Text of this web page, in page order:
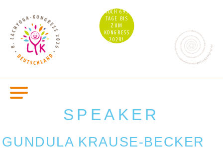
NOCH 693
TAGE BIS
ZUM
KONGRESS
2028!
SPEAKER
GUNDULA KRAUSE-BECKER